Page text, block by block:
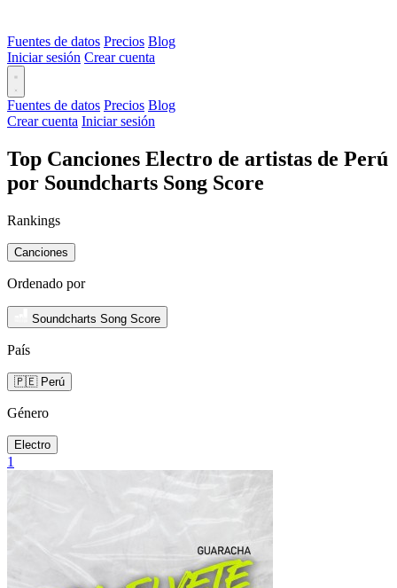
Fuentes de datos Precios Blog
Iniciar sesión Crear cuenta
Fuentes de datos Precios Blog
Crear cuenta Iniciar sesión
Top Canciones Electro de artistas de Perú
por Soundcharts Song Score
Rankings
Canciones
Ordenado por
Soundcharts Song Score
País
🇵🇪 Perú
Género
Electro
1